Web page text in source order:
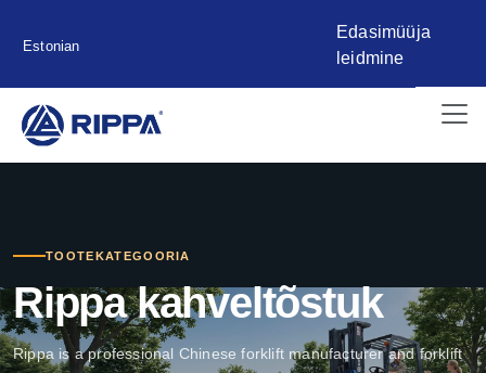
Estonian
Edasimüüja
leidmine
TOOTEKATEGOORIA
Rippa kahveltõstuk
Rippa is a professional Chinese forklift manufacturer and forklift